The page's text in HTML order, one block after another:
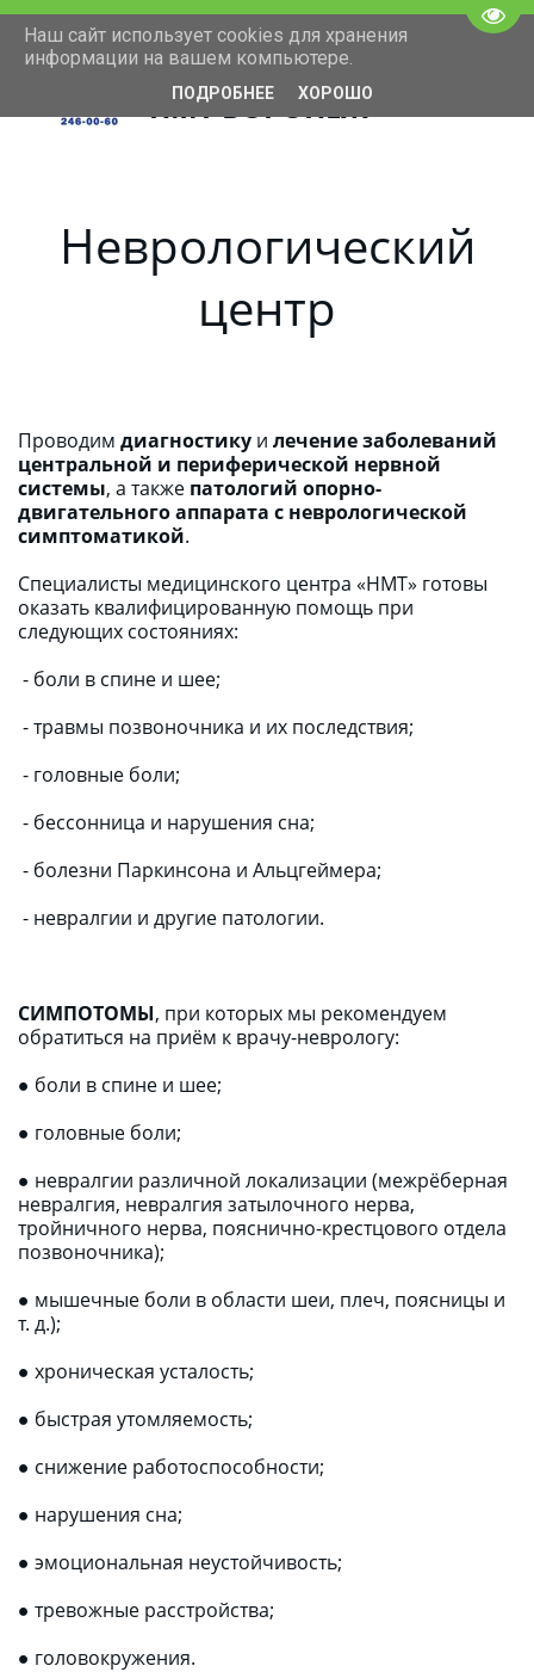
+7(473)246-00-60 Московский проспект 11
НМТ ВОРОНЕЖ
Неврологический
центр
Проводим диагностику и лечение заболеваний
центральной и периферической нервной
системы, а также патологий опорно-
двигательного аппарата с неврологической
симптоматикой.
Специалисты медицинского центра «НМТ» готовы
оказать квалифицированную помощь при
следующих состояниях:
- боли в спине и шее;
- травмы позвоночника и их последствия;
- головные боли;
- бессонница и нарушения сна;
- болезни Паркинсона и Альцгеймера;
- невралгии и другие патологии.
СИМПОТОМЫ, при которых мы рекомендуем
обратиться на приём к врачу-неврологу:
● боли в спине и шее;
● головные боли;
● невралгии различной локализации (межрёберная
невралгия, невралгия затылочного нерва,
тройничного нерва, пояснично-крестцового отдела
позвоночника);
● мышечные боли в области шеи, плеч, поясницы и
т. д.);
● хроническая усталость;
● быстрая утомляемость;
● снижение работоспособности;
● нарушения сна;
● эмоциональная неустойчивость;
● тревожные расстройства;
● головокружения.
Наш сайт использует cookies для хранения
информации на вашем компьютере.
ПОДРОБНЕЕ ХОРОШО